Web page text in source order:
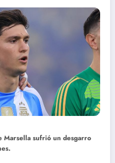
Marsella sufrió un desgarro